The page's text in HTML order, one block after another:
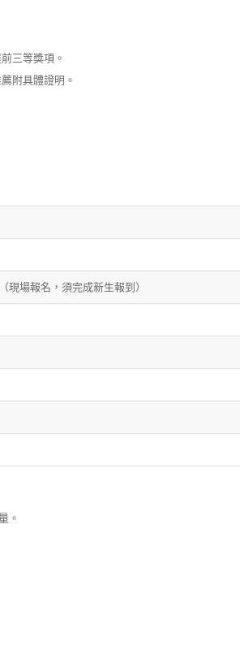
三等獎項。
附具體證明。
現場報名，須完成新生報到）
。